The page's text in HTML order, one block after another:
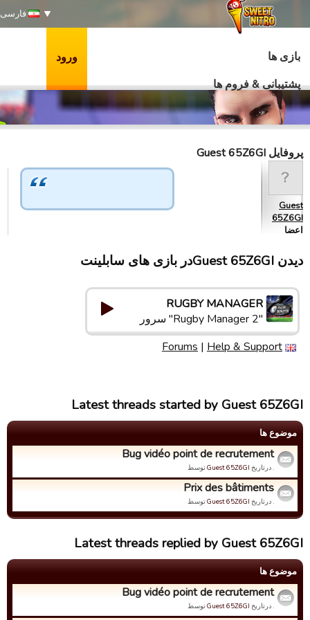
فارسی
بازی ها
پشتیبانی & فروم ها
ورود
پروفایل Guest 65Z6GI
Guest
65Z6GI
اعضا
دیدن Guest 65Z6GIدر بازی های سابلینت
RUGBY MANAGER
"Rugby Manager 2" سرور
Forums | Help & Support
Latest threads started by Guest 65Z6GI
موضوع ها
Bug vidéo point de recrutement
. درتاریخ Guest 65Z6GIتوسط
Prix des bâtiments
. درتاریخ Guest 65Z6GIتوسط
Latest threads replied by Guest 65Z6GI
موضوع ها
Bug vidéo point de recrutement
. درتاریخ Guest 65Z6GIتوسط